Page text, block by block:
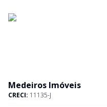
Medeiros Imóveis
CRECI: 11135-J